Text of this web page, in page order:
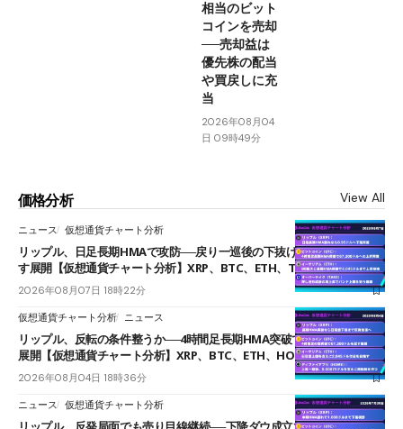
相当のビット
コインを売却
──売却益は
優先株の配当
や買戻しに充
当
2026年08月04
日 09時49分
価格分析 View All
ニュース 仮想通貨チャート分析
リップル、日足長期HMAで攻防──戻り一巡後の下抜けで0.95ドルを試
す展開【仮想通貨チャート分析】XRP、BTC、ETH、TAKE
2026年08月07日 18時22分
仮想通貨チャート分析 ニュース
リップル、反転の条件整うか──4時間足長期HMA突破で雲下端を目指す
展開【仮想通貨チャート分析】XRP、BTC、ETH、HOME
2026年08月04日 18時36分
ニュース 仮想通貨チャート分析